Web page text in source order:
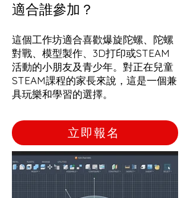
適合誰參加？
這個工作坊適合喜歡爆旋陀螺、陀螺
對戰、模型製作、3D打印或STEAM
活動的小朋友及青少年。對正在兒童
STEAM課程的家長來說，這是一個兼
具玩樂和學習的選擇。
立即報名